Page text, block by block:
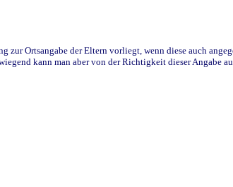
zur Ortsangabe der Eltern vorliegt, wenn diese auch
kann man aber von der Richtigkeit dieser Angabe